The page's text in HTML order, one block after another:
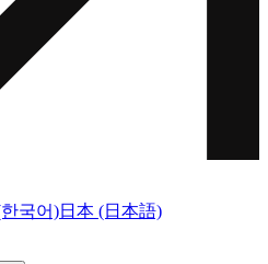
국어)日本 (日本語)